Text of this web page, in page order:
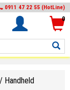
0911 47 22 55 (HotLine)
0
/ Handheld